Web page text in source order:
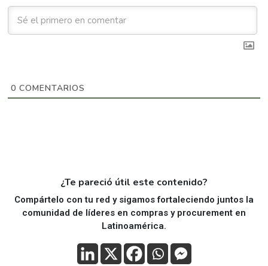
0 COMENTARIOS
¿Te pareció útil este contenido?
Compártelo con tu red y sigamos fortaleciendo juntos la
comunidad de líderes en compras y procurement en
Latinoamérica.